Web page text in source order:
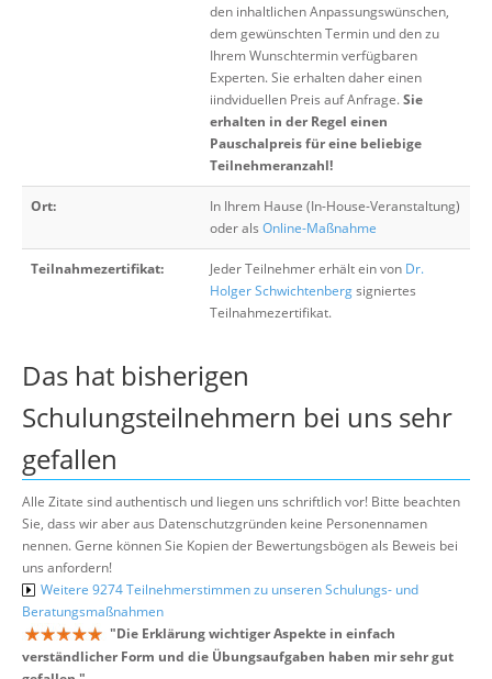
den inhaltlichen Anpassungswünschen,
dem gewünschten Termin und den zu
Ihrem Wunschtermin verfügbaren
Experten. Sie erhalten daher einen
iindviduellen Preis auf Anfrage.Sie
erhalten in der Regel einen
Pauschalpreis für eine beliebige
Teilnehmeranzahl!
Ort:
In Ihrem Hause (In-House-Veranstaltung)
oder als Online-Maßnahme
Teilnahmezertifikat: Jeder Teilnehmer erhält ein von Dr.
Holger Schwichtenbergsigniertes
Teilnahmezertifikat.
Das hat bisherigen
Schulungsteilnehmern bei uns sehr
gefallen
Alle Zitate sind authentisch und liegen uns schriftlich vor! Bitte beachten
Sie, dass wir aber aus Datenschutzgründen keine Personennamen
nennen. Gerne können Sie Kopien der Bewertungsbögen als Beweis bei
uns anfordern!
Weitere 9274 Teilnehmerstimmen zu unseren Schulungs- und
Beratungsmaßnahmen
"Die Erklärung wichtiger Aspekte in einfach
verständlicher Form und die Übungsaufgaben haben mir sehr gut